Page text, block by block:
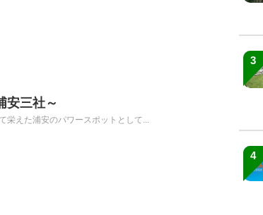
安三社～
栄えた浦安のパワースポットとして...
3
4